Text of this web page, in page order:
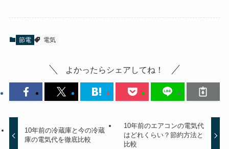
節電 電気
よかったらシェアしてね！
10年前の冷蔵庫と今の冷蔵
庫の電気代を徹底比較
10年前のエアコンの電気代
はどれくらい？節約方法と
比較